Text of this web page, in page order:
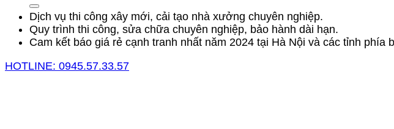
Dịch vụ thi công xây mới, cải tạo nhà xưởng chuyên nghiệp.
Quy trình thi công, sửa chữa chuyên nghiệp, bảo hành dài hạn.
Cam kết báo giá rẻ cạnh tranh nhất năm 2024 tại Hà Nội và các tỉnh phía
HOTLINE: 0945.57.33.57